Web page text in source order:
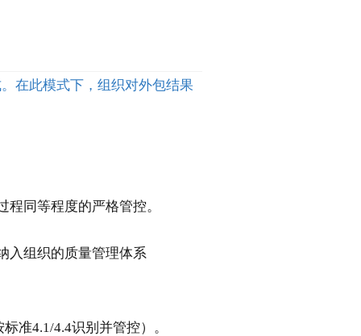
在此模式下，组织对外包结果
同等程度的严格管控。
入组织的质量管理体系
准4.1/4.4识别并管控）。